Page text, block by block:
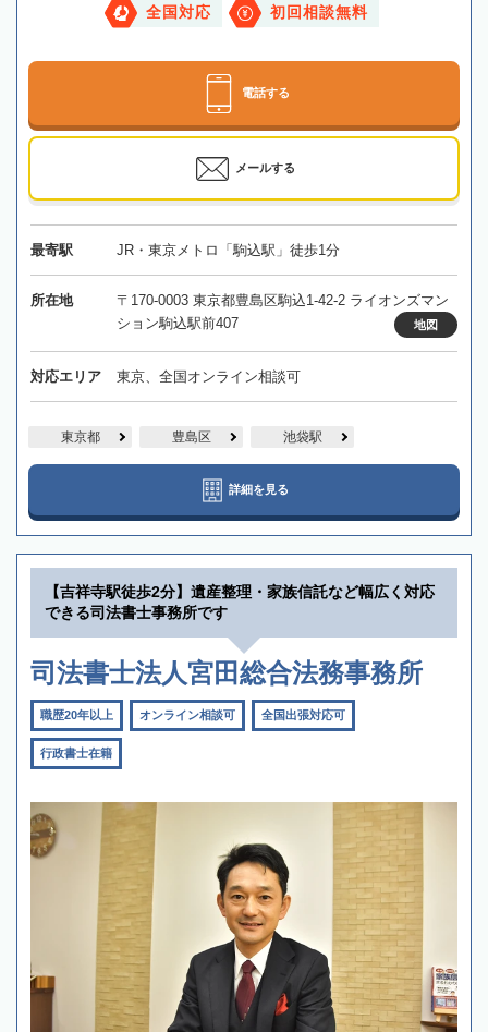
全国対応 初回相談無料
電話する
メールする
最寄駅 JR・東京メトロ「駒込駅」徒歩1分
所在地
〒170-0003 東京都豊島区駒込1-42-2 ライオンズマン
ション駒込駅前407
地図
対応エリア 東京、全国オンライン相談可
東京都 豊島区 池袋駅
詳細を見る
【吉祥寺駅徒歩2分】遺産整理・家族信託など幅広く対応
できる司法書士事務所です
司法書士法人宮田総合法務事務所
職歴20年以上 オンライン相談可 全国出張対応可
行政書士在籍